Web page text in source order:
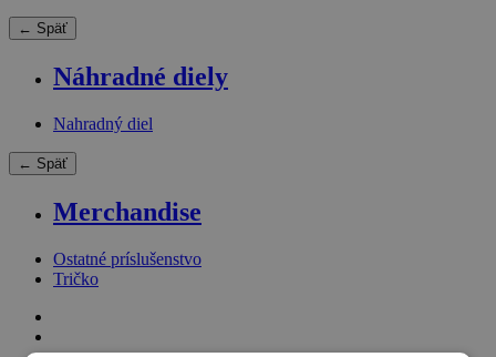
← Späť
Náhradné diely
Nahradný diel
← Späť
Merchandise
Ostatné príslušenstvo
Tričko